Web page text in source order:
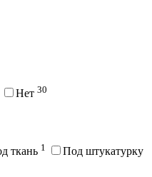
Нет 30
ткань 1 Под штукатурку